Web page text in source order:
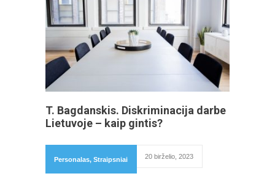
T. Bagdanskis. Diskriminacija darbe
Lietuvoje – kaip gintis?
Personalas, Straipsniai 20 birželio, 2023